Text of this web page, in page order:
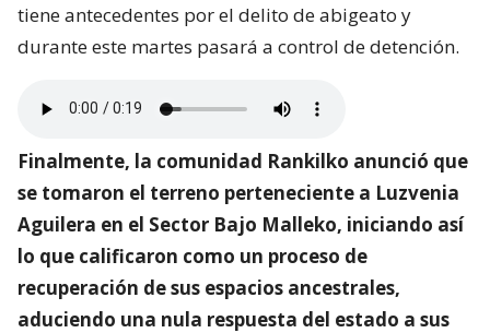
tiene antecedentes por el delito de abigeato y
durante este martes pasará a control de detención.
Finalmente, la comunidad Rankilko anunció que
se tomaron el terreno perteneciente a Luzvenia
Aguilera en el Sector Bajo Malleko, iniciando así
lo que calificaron como un proceso de
recuperación de sus espacios ancestrales,
aduciendo una nula respuesta del estado a sus